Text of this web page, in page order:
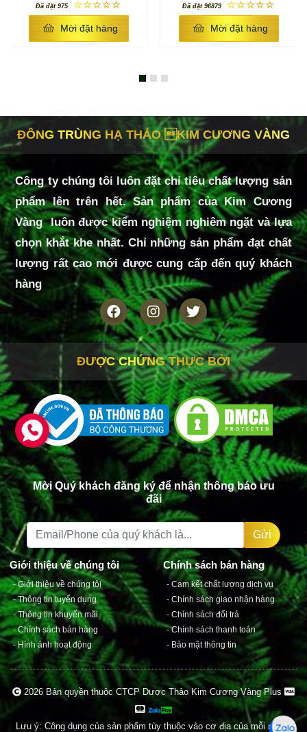
Đã đặt 975 ☆☆☆☆☆
Mời đặt hàng
Đã đặt 96879 ☆☆☆☆☆
Mời đặt hàng
ĐÔNG TRÙNG HẠ THẢO KIM CƯƠNG VÀNG
Công ty chúng tôi luôn đặt chỉ tiêu chất lượng sản
phẩm lên trên hết. Sản phẩm của Kim Cương
Vàng luôn được kiểm nghiệm nghiêm ngặt và lựa
chọn khắt khe nhất. Chỉ những sản phẩm đạt chất
lượng rất cao mới được cung cấp đến quý khách
hàng
ĐƯỢC CHỨNG THỰC BỞI
Mời Quý khách đăng ký để nhận thông báo ưu
đãi
Gửi
Giới thiệu về chúng tôi
- Giới thiệu về chúng tôi
Chính sách bán hàng
- Cam kết chất lượng dịch vụ
2026 Bản quyền thuộc CTCP Dược Thảo Kim Cương Vàng Plus
Lưu ý: Công dụng của sản phẩm tùy thuộc vào cơ địa của mỗi người